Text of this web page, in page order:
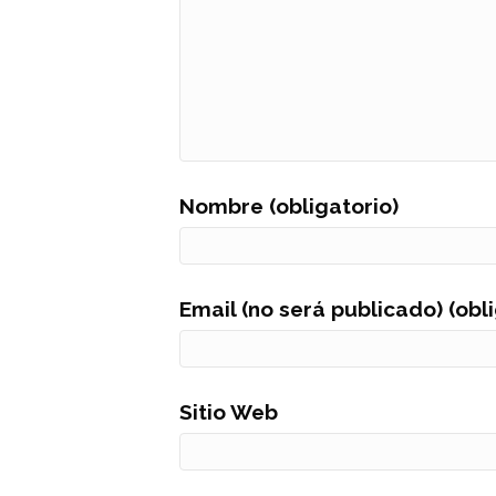
Nombre (obligatorio)
Email (no será publicado)
Sitio Web